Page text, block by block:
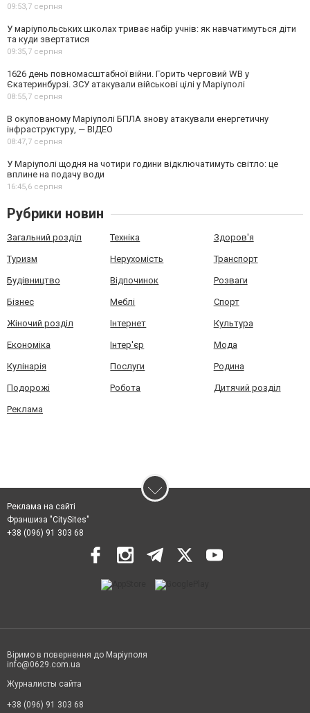
09:53,7 серпня
У маріупольських школах триває набір учнів: як навчатимуться діти
та куди звертатися
09:35,7 серпня
1626 день повномасштабної війни. Горить черговий WB у
Єкатеринбурзі. ЗСУ атакували військові цілі у Маріуполі
08:55,7 серпня
В окупованому Маріуполі БПЛА знову атакували енергетичну
інфраструктуру, — ВІДЕО
08:47,7 серпня
У Маріуполі щодня на чотири години відключатимуть світло: це
вплине на подачу води
16:45,6 серпня
Рубрики новин
Загальний розділ Техніка Здоров'я
Туризм Нерухомість Транспорт
Будівництво Відпочинок Розваги
Бізнес Меблі Спорт
Жіночий розділ Інтернет Культура
Економіка Інтер'єр Мода
Кулінарія Послуги Родина
Подорожі Робота Дитячий розділ
Реклама
Реклама на сайті
Франшиза "CitySites"
+38 (096) 91 303 68
Віримо в повернення до Маріуполя
info@0629.com.ua
Журналисты сайта
+38 (096) 91 303 68